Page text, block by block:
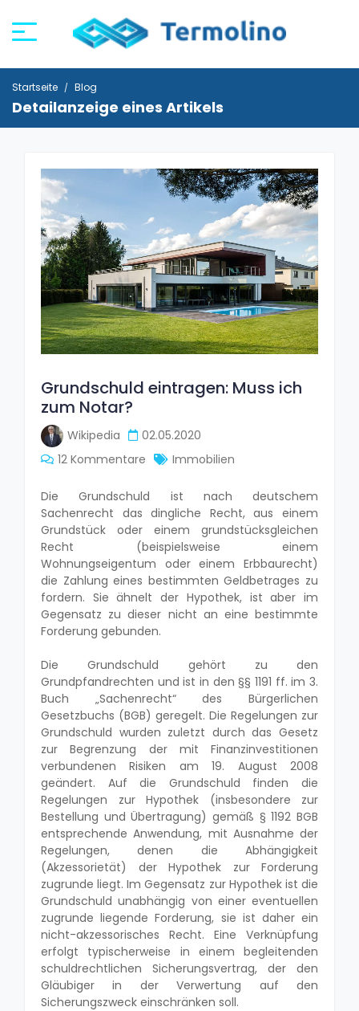
Startseite Blog
Detailanzeige eines Artikels
Grundschuld eintragen: Muss ich
zum Notar?
Wikipedia
02.05.2020
12 Kommentare
Immobilien
Die Grundschuld ist nach deutschem
Sachenrecht das dingliche Recht, aus einem
Grundstück oder einem grundstücksgleichen
Recht (beispielsweise einem
Wohnungseigentum oder einem Erbbaurecht)
die Zahlung eines bestimmten Geldbetrages zu
fordern. Sie ähnelt der Hypothek, ist aber im
Gegensatz zu dieser nicht an eine bestimmte
Forderung gebunden.
Die Grundschuld gehört zu den
Grundpfandrechten und ist in den §§ 1191 ff. im 3.
Buch „Sachenrecht“ des Bürgerlichen
Gesetzbuchs (BGB) geregelt. Die Regelungen zur
Grundschuld wurden zuletzt durch das Gesetz
zur Begrenzung der mit Finanzinvestitionen
verbundenen Risiken am 19. August 2008
geändert. Auf die Grundschuld finden die
Regelungen zur Hypothek (insbesondere zur
Bestellung und Übertragung) gemäß § 1192 BGB
entsprechende Anwendung, mit Ausnahme der
Regelungen, denen die Abhängigkeit
(Akzessorietät) der Hypothek zur Forderung
zugrunde liegt. Im Gegensatz zur Hypothek ist die
Grundschuld unabhängig von einer eventuellen
zugrunde liegende Forderung, sie ist daher ein
nicht-akzessorisches Recht. Eine Verknüpfung
erfolgt typischerweise in einem begleitenden
schuldrechtlichen Sicherungsvertrag, der den
Gläubiger in der Verwertung auf den
Sicherungszweck einschränken soll.